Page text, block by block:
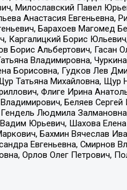
Милославский Павел
Анастасия Евгеньевна,
Барахоев Магомед
Борис
Борис Альбертович, Гасан
Владимировна,
Борисовна, Гудков Лев
Татьяна Михайловна, Щур
Флиге Ирина
Беляев Сергей
Людмила
Юрьевич, Шахова
Бахмин Вячеслав
Евгеньевна, Смирнов
Орлов Олег Петрович,